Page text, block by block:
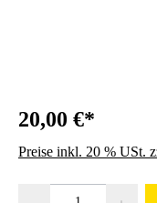
20,00 €*
Preise inkl. 20 % USt.